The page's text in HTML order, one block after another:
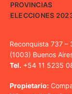
PROVINCIAS
ELECCIONES
Reconquista 737 –
(1003) Buenos
Tel. +54 11 5235
Propietario: